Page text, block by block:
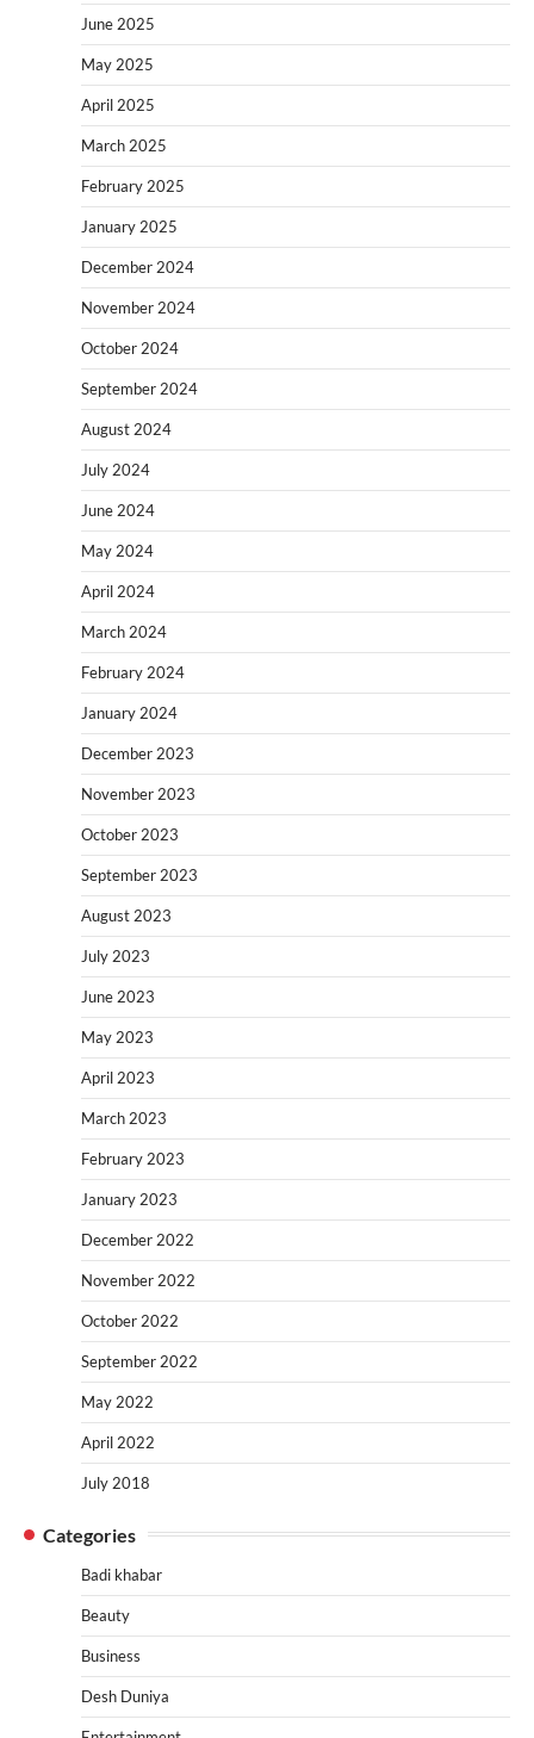
June 2025
May 2025
April 2025
March 2025
February 2025
January 2025
December 2024
November 2024
October 2024
September 2024
August 2024
July 2024
June 2024
May 2024
April 2024
March 2024
February 2024
January 2024
December 2023
November 2023
October 2023
September 2023
August 2023
July 2023
June 2023
May 2023
April 2023
March 2023
February 2023
January 2023
December 2022
November 2022
October 2022
September 2022
May 2022
April 2022
July 2018
Categories
Badi khabar
Beauty
Business
Desh Duniya